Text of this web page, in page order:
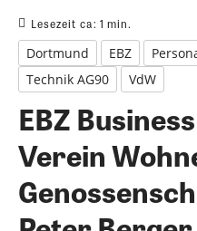
Lesezeit ca: 1 min.
Dortmund EBZ
Technik AG90
VdW
EBZ
Verein